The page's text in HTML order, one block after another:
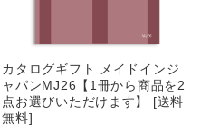
カタログギフト メイドインジ
ャパンMJ26【1冊から商品を2
点お選びいただけます】 [送料
無料]